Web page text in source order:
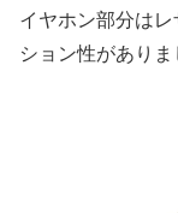
イヤホン部分は
ション性がありま